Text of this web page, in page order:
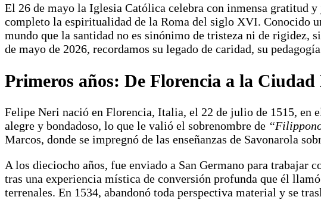
El 26 de mayo la Iglesia Católica celebra con inmensa gratitud
completo la espiritualidad de la Roma del siglo XVI. Conocido
mundo que la santidad no es sinónimo de tristeza ni de rigidez,
de mayo de 2026, recordamos su legado de caridad, su
Primeros años: De Florencia a la Ciudad
Felipe Neri nació en Florencia, Italia, el 22 de julio de 1515, en
alegre y bondadoso, lo que le valió el sobrenombre de
Marcos, donde se impregnó de las enseñanzas de Savonarola
A los dieciocho años, fue enviado a San Germano para trabajar
tras una experiencia mística de conversión profunda que él
terrenales. En 1534, abandonó toda perspectiva material y se